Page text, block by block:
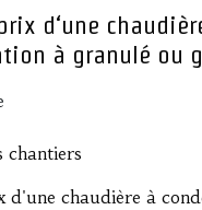
d‘une
à granulé ou
chantiers
d'une chaudière à